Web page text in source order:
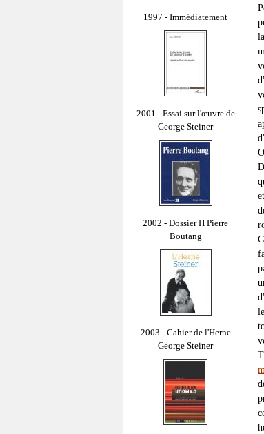
1997 - Immédiatement
2001 - Essai sur l'œuvre de
George Steiner
2002 - Dossier H Pierre
Boutang
2003 - Cahier de l'Herne
George Steiner